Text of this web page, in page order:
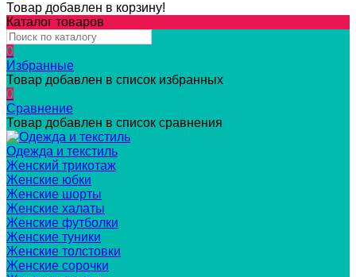
Товар добавлен в корзину!
Каталог товаров
0
Избранные
Товар добавлен в список избранных
0
Сравнение
Товар добавлен в список сравнения
Одежда и текстиль
Женский трикотаж
Женские юбки
Женские шорты
Женские халаты
Женские футболки
Женские туники
Женские толстовки
Женские сорочки